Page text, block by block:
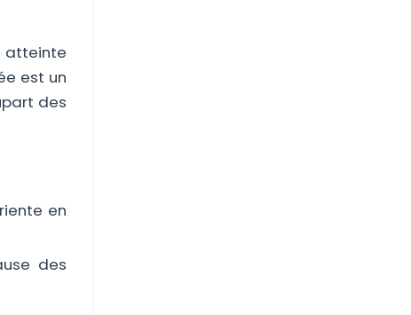
atteinte
est un
des
en
des